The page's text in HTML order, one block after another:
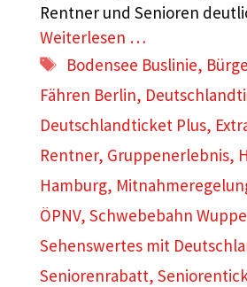
Rentner und Senioren
Weiterlesen …
Schlagwörter
Bodensee Buslinie,
Fähren Berlin,
Deutschlandticket Plus,
Rentner, Gruppenerlebnis,
Hamburg,
ÖPNV, Schwebebahn
Sehenswertes mit
Seniorenrabatt,